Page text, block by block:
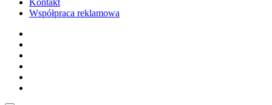
Kontakt
Współpraca reklamowa